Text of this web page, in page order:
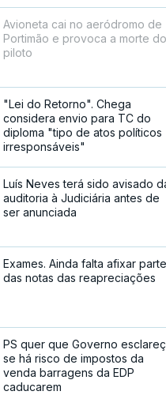
Avioneta cai no aeródromo de
Portimão e provoca a morte do
piloto
"Lei do Retorno". Chega
considera envio para TC do
diploma "tipo de atos políticos
irresponsáveis"
Luís Neves terá sido avisado
auditoria à Judiciária antes de
ser anunciada
Exames. Ainda falta afixar parte
das notas das reapreciações
PS quer que Governo
se há risco de impostos da
venda barragens da EDP
caducarem